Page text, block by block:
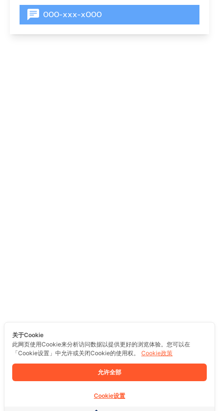
000-xxx-x000
关于Cookie
此网页使用Cookie来分析访问数据以提供更好的浏览体验。您可以在
「Cookie设置」中允许或关闭Cookie的使用权。
Cookie政策
允许全部
Cookie设置